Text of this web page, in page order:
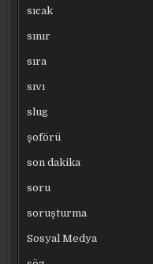
sıcak
sınır
sıra
sıvı
slug
şoförü
son dakika
soru
soruşturma
Sosyal Medya